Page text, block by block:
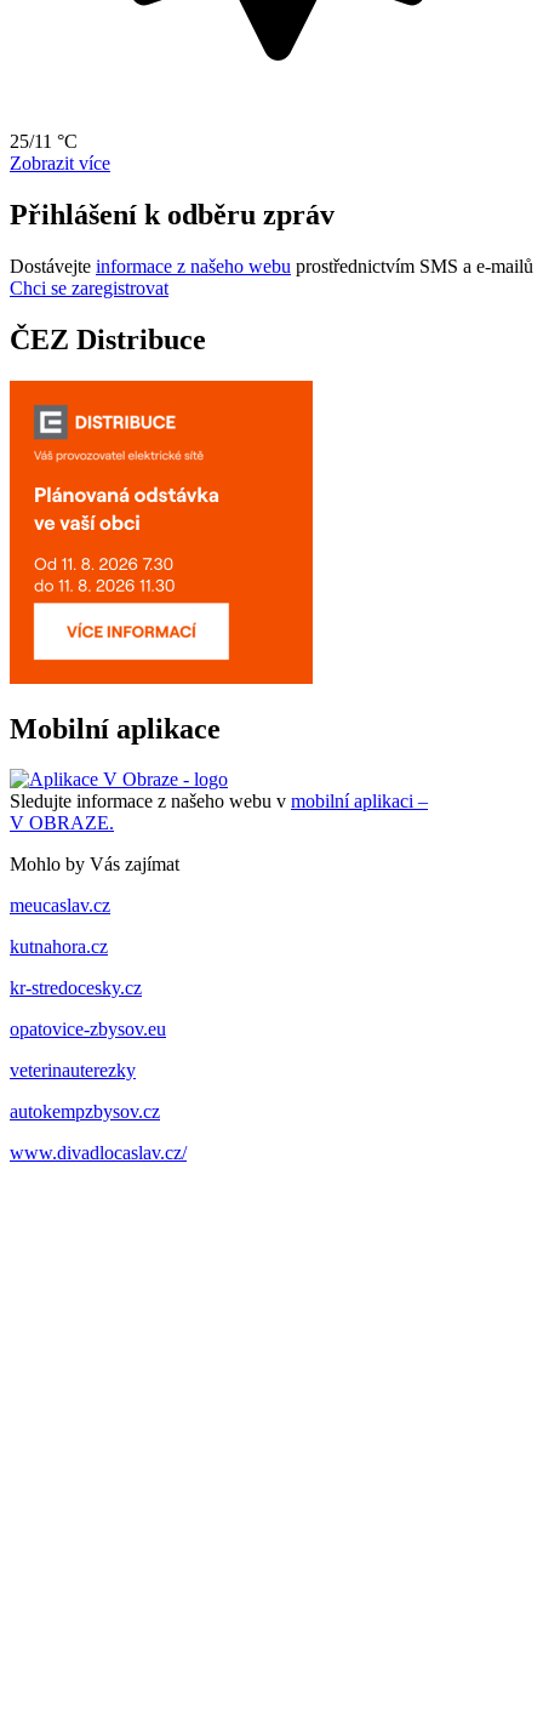
25/11 °C
Zobrazit více
Přihlášení k odběru zpráv
Dostávejte informace z našeho webu prostřednictvím SMS a e-mailů
Chci se zaregistrovat
ČEZ Distribuce
Mobilní aplikace
Sledujte informace z našeho webu v mobilní aplikaci –
V OBRAZE.
Mohlo by Vás zajímat
meucaslav.cz
kutnahora.cz
kr-stredocesky.cz
opatovice-zbysov.eu
veterinauterezky
autokempzbysov.cz
www.divadlocaslav.cz/